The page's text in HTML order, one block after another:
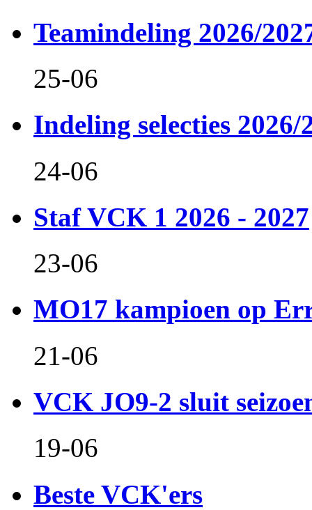
Teamindeling 2026/
25-06
Indeling selecties 2026/
24-06
Staf VCK 1 2026 - 2027
23-06
MO17 kampioen op
21-06
VCK JO9-2 sluit
19-06
Beste VCK'ers